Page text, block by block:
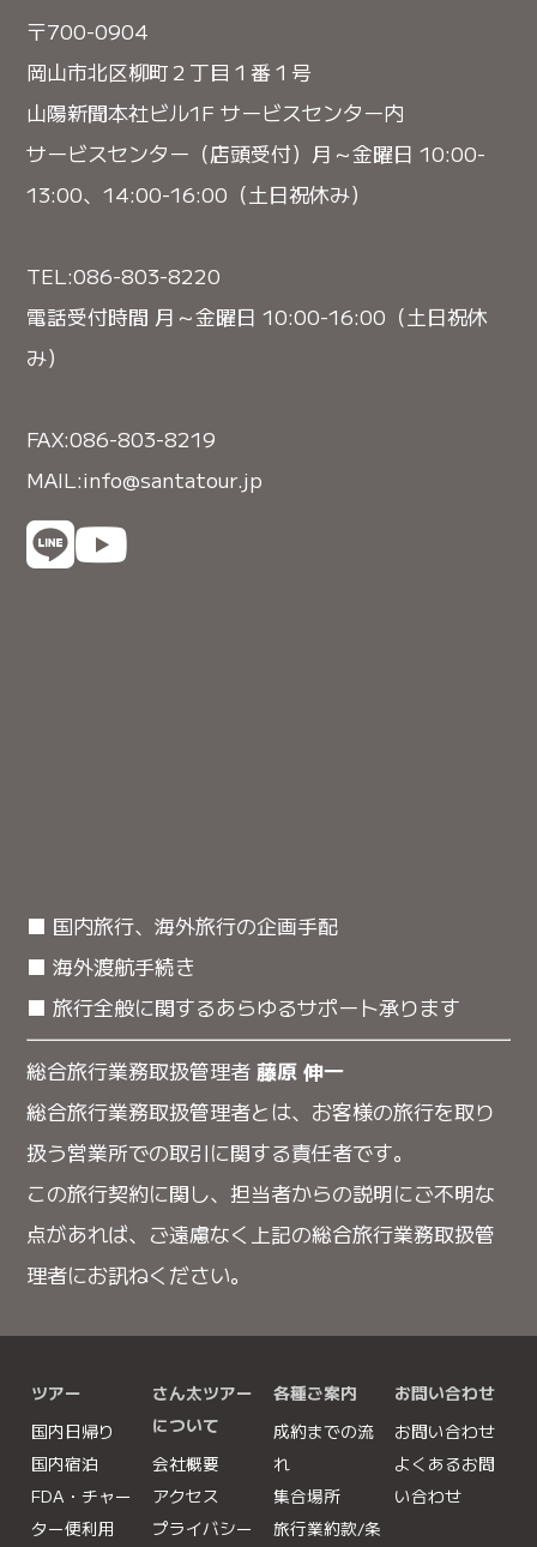
〒700-0904
岡山市北区柳町２丁目１番１号
山陽新聞本社ビル1F サービスセンター内
サービスセンター（店頭受付）月～金曜日 10:00-
13:00、14:00-16:00（土日祝休み）
TEL:086-803-8220
電話受付時間 月～金曜日 10:00-16:00（土日祝休
み）
FAX:086-803-8219
MAIL:info@santatour.jp
■ 国内旅行、海外旅行の企画手配
■ 海外渡航手続き
■ 旅行全般に関するあらゆるサポート承ります
総合旅行業務取扱管理者藤原 伸一
総合旅行業務取扱管理者とは、お客様の旅行を取り
扱う営業所での取引に関する責任者です。
この旅行契約に関し、担当者からの説明にご不明な
点があれば、ご遠慮なく上記の総合旅行業務取扱管
理者にお訊ねください。
ツアー
国内日帰り
国内宿泊
FDA・チャー
ター便利用
さん太ツアー
について
会社概要
アクセス
プライバシー
各種ご案内
成約までの流
れ
集合場所
旅行業約款/条
お問い合わせ
お問い合わせ
よくあるお問
い合わせ